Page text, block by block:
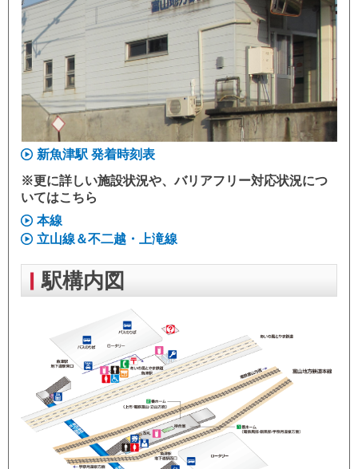
新魚津駅 発着時刻表
※更に詳しい施設状況や、バリアフリー対応状況につ
いてはこちら
本線
立山線＆不二越・上滝線
駅構内図